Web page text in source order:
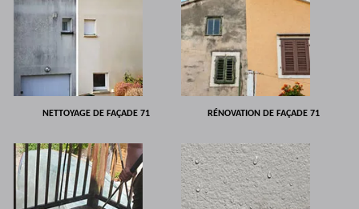
NETTOYAGE DE FAÇADE 71 RÉNOVATION DE FAÇADE 71